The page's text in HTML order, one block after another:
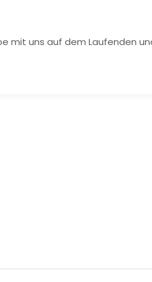
mit uns auf dem Laufenden